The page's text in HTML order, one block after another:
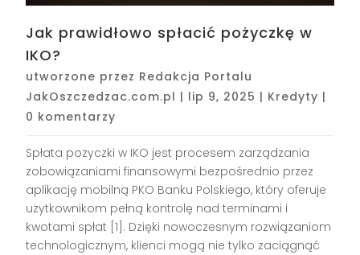
Jak prawidłowo spłacić pożyczkę w
IKO?
utworzone przez Redakcja Portalu
JakOszczedzac.com.pl | lip 9, 2025 | Kredyty |
0 komentarzy
Spłata pożyczki w IKO jest procesem zarządzania
zobowiązaniami finansowymi bezpośrednio przez
aplikację mobilną PKO Banku Polskiego, który oferuje
użytkownikom pełną kontrolę nad terminami i
kwotami spłat [1]. Dzięki nowoczesnym rozwiązaniom
technologicznym, klienci mogą nie tylko zaciągnąć